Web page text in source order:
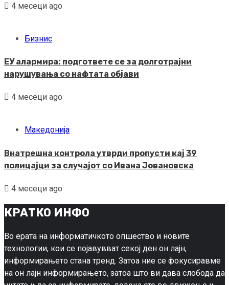
4 месеци ago
Бизнис
ЕУ алармира: подгответе се за долготрајни
нарушувања со нафтата објави
4 месеци ago
Македонија
Внатрешна контрола утврди пропусти кај 39
полицајци за случајот со Ивана Јовановска
4 месеци ago
КРАТКО ИНФО
Во ерата на информатичкото опшество и новите
технологии, кои се појавувват секој ден он лајн,
информирањето стана тренд. Затоа ние се фокусиравме
на он лајн информирањето, затоа што ви дава слобода да